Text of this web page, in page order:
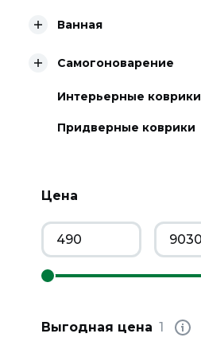
Ванная
Самогоноварение
Интерьерные коврики
Придверные коврики
Цена
Выгодная цена 1